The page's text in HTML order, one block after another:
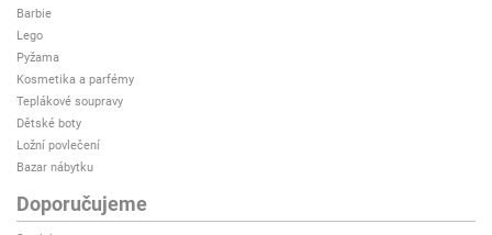
Barbie
Lego
Pyžama
Kosmetika a parfémy
Teplákové soupravy
Dětské boty
Ložní povlečení
Bazar nábytku
Doporučujeme